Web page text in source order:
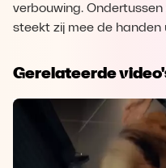
verbouwing.
steekt zij mee de handen
Gerelateerde